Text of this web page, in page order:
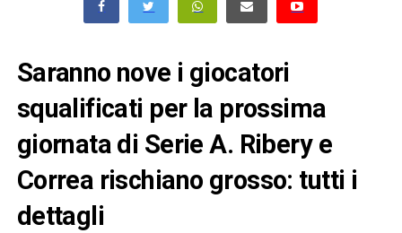
Saranno nove i giocatori
squalificati per la prossima
giornata di Serie A. Ribery e
Correa rischiano grosso: tutti i
dettagli